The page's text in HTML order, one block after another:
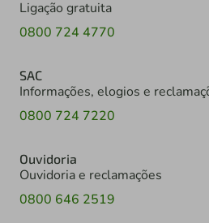
Ligação gratuita
0800 724 4770
SAC
Informações, elogios e
0800 724 7220
Ouvidoria
Ouvidoria e reclamações
0800 646 2519